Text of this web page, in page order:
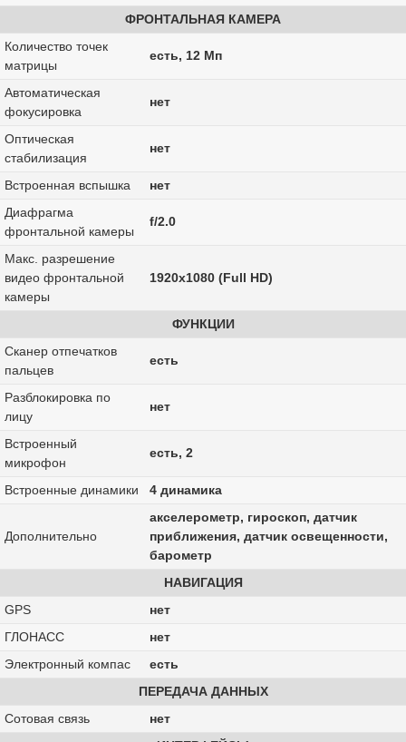
ФРОНТАЛЬНАЯ КАМЕРА
Количество точек
матрицы
есть, 12 Мп
Автоматическая
фокусировка
нет
Оптическая
стабилизация
нет
Встроенная вспышка
нет
Диафрагма
фронтальной камеры
f/2.0
Макс. разрешение
видео фронтальной
камеры
1920x1080 (Full HD)
ФУНКЦИИ
Сканер отпечатков
пальцев
есть
Разблокировка по
лицу
нет
Встроенный
микрофон
есть, 2
Встроенные динамики 4 динамика
Дополнительно
акселерометр, гироскоп, датчик
приближения, датчик освещенности,
барометр
НАВИГАЦИЯ
GPS
нет
ГЛОНАСС
нет
Электронный компас
есть
ПЕРЕДАЧА ДАННЫХ
Сотовая связь
нет